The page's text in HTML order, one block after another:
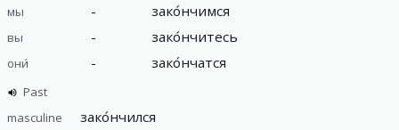
мы - зако́нчимся
вы - зако́нчитесь
они́ - зако́нчатся
Past
masculine
зако́нчился